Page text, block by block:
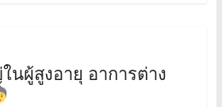
นผู้สูงอายุ อาการต่าง